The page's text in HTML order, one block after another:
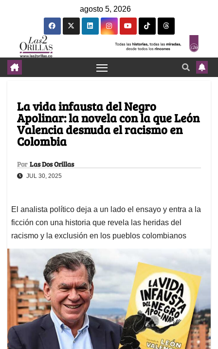
agosto 5, 2026
La vida infausta del Negro
Apolinar: la novela con la que León
Valencia desnuda el racismo en
Colombia
Por Las Dos Orillas
JUL 30, 2025
El analista político deja a un lado el ensayo y entra a la
ficción con una historia que revela las heridas del
racismo y la exclusión en los pueblos colombianos